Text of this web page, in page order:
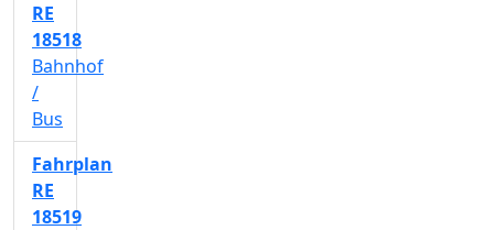
RE
18518
Bahnhof
/
Bus
Fahrplan
RE
18519